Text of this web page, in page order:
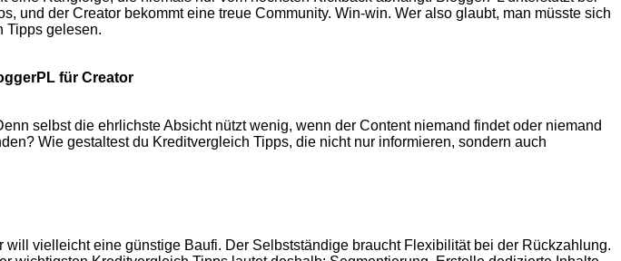
und der Creator bekommt eine treue Community. Win-win. Wer also glaubt, man müsste sich
Tipps gelesen.
für Creator
selbst die ehrlichste Absicht nützt wenig, wenn der Content niemand findet oder niemand
Wie gestaltest du Kreditvergleich Tipps, die nicht nur informieren, sondern auch
vielleicht eine günstige Baufi. Der Selbstständige braucht Flexibilität bei der Rückzahlung.